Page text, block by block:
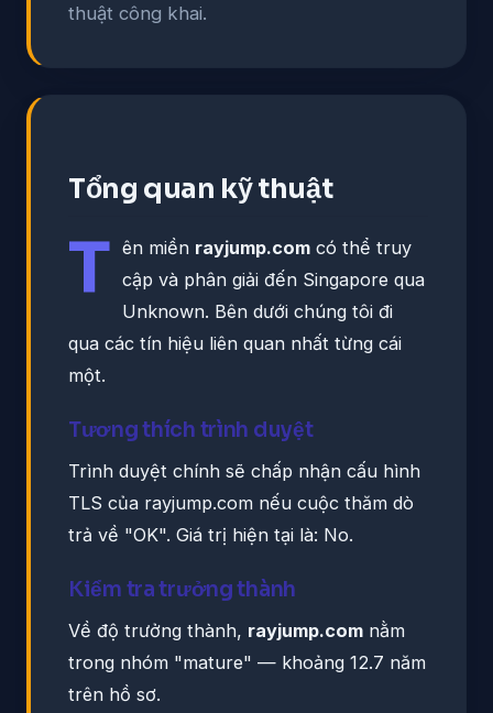
thuật công khai.
Tổng quan kỹ thuật
T ên miền rayjump.com có thể truy
cập và phân giải đến Singapore qua
Unknown. Bên dưới chúng tôi đi
qua các tín hiệu liên quan nhất từng cái
một.
Tương thích trình duyệt
Trình duyệt chính sẽ chấp nhận cấu hình
TLS của rayjump.com nếu cuộc thăm dò
trả về "OK". Giá trị hiện tại là: No.
Kiểm tra trưởng thành
Về độ trưởng thành, rayjump.com nằm
trong nhóm "mature" — khoảng 12.7 năm
trên hồ sơ.